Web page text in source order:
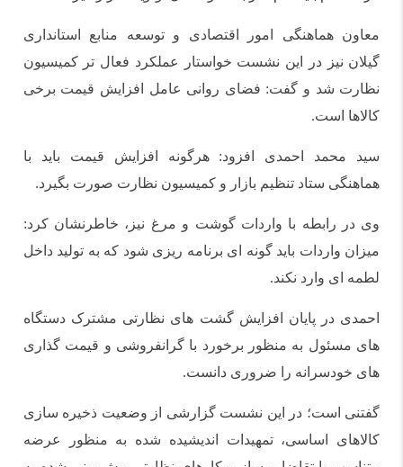
معاون هماهنگی امور اقتصادی و توسعه منابع استانداری
گیلان نیز در این نشست خواستار عملکرد فعال تر کمیسیون
نظارت شد و گفت: فضای روانی عامل افزایش قیمت برخی
کالاها است.
سید محمد احمدی افزود: هرگونه افزایش قیمت باید با
هماهنگی ستاد تنظیم بازار و کمیسیون نظارت صورت بگیرد.
وی در رابطه با واردات گوشت و مرغ نیز، خاطرنشان کرد:
میزان واردات باید گونه ای برنامه ریزی شود که به تولید داخل
لطمه ای وارد نکند.
احمدی در پایان افزایش گشت های نظارتی مشترک دستگاه
های مسئول به منظور برخورد با گرانفروشی و قیمت گذاری
های خودسرانه را ضروری دانست.
گفتنی است؛ در این نشست گزارشی از وضعیت ذخیره سازی
کالاهای اساسی، تمهیدات اندیشیده شده به منظور عرضه